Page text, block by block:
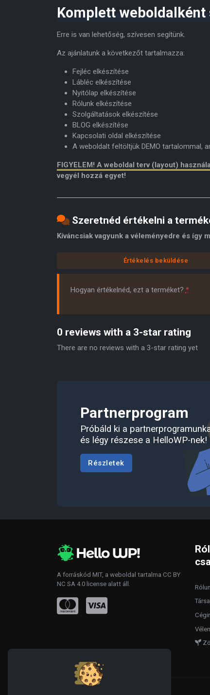
Komplett weboldalként
Erre is van lehetőség, szívesen segítünk.
Az ajánlatunk a következőt tartalmazza:
Fejléc elkészítése
Lábléc elkészítése
Nyitólap elkészítése
Rólunk elkészítése
Szolgáltatások elkészítése
BLOG elkészítése
Kapcsolati oldal elkészítése
A weboldalt feltöltjük DEMO tartalommal,
FIGYELEM! A weboldal terv (layout)
vegyél hozzá egyet!
Szeretnéd értékelni a
Kíváncsiak vagyunk a véleményedre és így
Értékelés beküldése
Hogyan értékelnéd, ezt a terméket? *
0 reviews with a 3-star rating
There are no reviews with a 3-star rating yet
Partnerprogram
Próbáld ki a
és légy részese a HelloWP-nek!
Részletek
A forráskód MIT, a weboldal tartalma CC BY
NC SA 4.0 license alatt áll.